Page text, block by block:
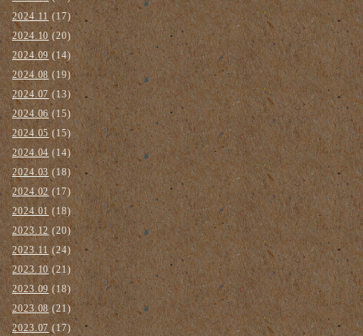
2024.11(17)
2024.10(20)
2024.09(14)
2024.08 (19)
2024.07(13)
2024.06(15)
2024.05(15)
2024.04 (14)
2024.03(18)
2024.02(17)
2024.01 (18)
2023.12 (20)
2023.11(24)
2023.10(21)
2023.09(18)
2023.08(21)
2023.07(17)